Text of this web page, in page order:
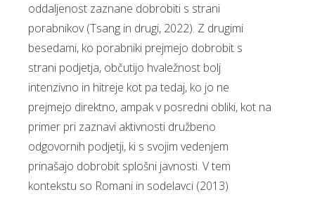
oddaljenost zaznane dobrobiti s strani
porabnikov (Tsang in drugi, 2022). Z drugimi
besedami, ko porabniki prejmejo dobrobit s
strani podjetja, občutijo hvaležnost bolj
intenzivno in hitreje kot pa tedaj, ko jo ne
prejmejo direktno, ampak v posredni obliki, kot na
primer pri zaznavi aktivnosti družbeno
odgovornih podjetji, ki s svojim vedenjem
prinašajo dobrobit splošni javnosti. V tem
kontekstu so Romani in sodelavci (2013)